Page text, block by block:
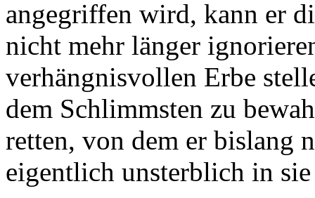
angegriffen wird, kann er
nicht mehr länger
verhängnisvollen Erbe
dem Schlimmsten zu
retten, von dem er bislang
eigentlich unsterblich in